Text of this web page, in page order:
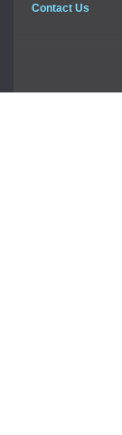
Contact Us